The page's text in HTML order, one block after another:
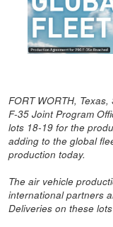
FORT WORTH,
F-35 Joint Program
lots 18-19 for the
adding to the global
production today.
The air vehicle
international partners
Deliveries on these